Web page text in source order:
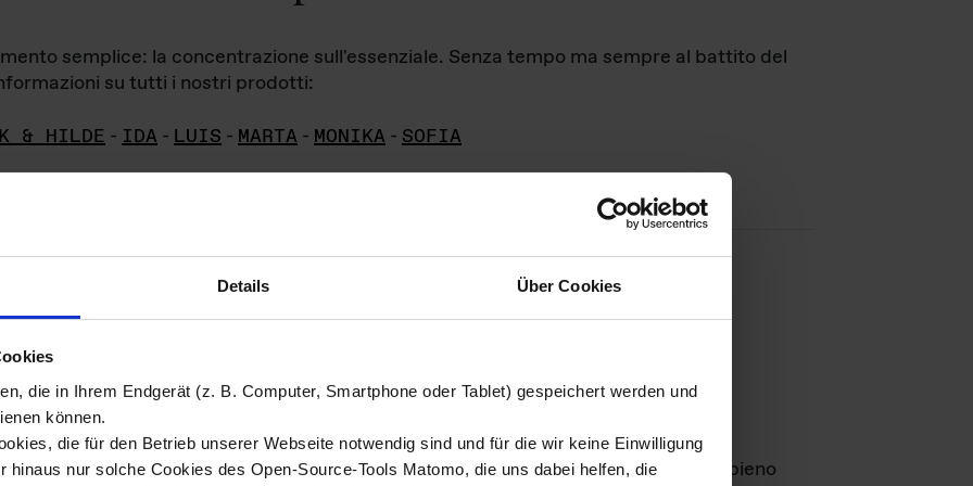
Details Über Cookies
die in Ihrem Endgerät (z. B. Computer, Smartphone oder Tablet) gespeichert werden und
können.
die für den Betrieb unserer Webseite notwendig sind und für die wir keine Einwilligung
hinaus nur solche Cookies des Open-Source-Tools Matomo, die uns dabei helfen, die
semplice: la concentrazione sull'essenziale. Senza tempo ma sempre al battito del
su tutti i nostri prodotti:
& HILDE - IDA - LUIS - MARTA - MONIKA - SOFIA
di immagini
materiale fotografico sono detenuti daDas ganze LebenGmbH e rimangono in pieno